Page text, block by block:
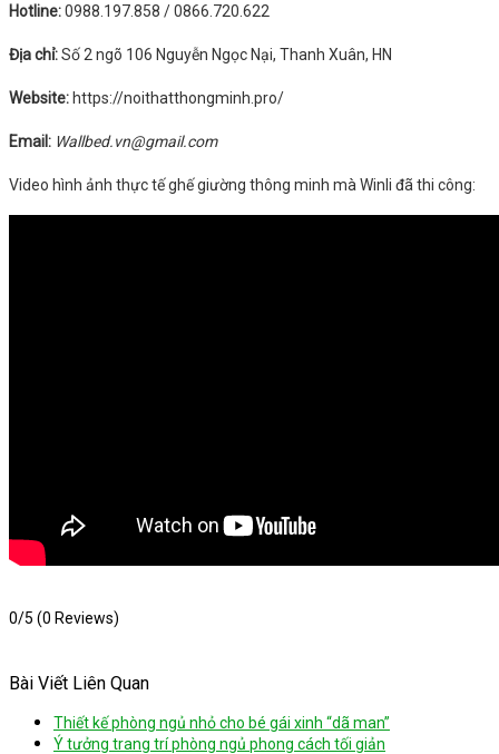
Hotline:0988.197.858 / 0866.720.622
Địa chỉ:Số 2 ngõ 106 Nguyễn Ngọc Nại, Thanh Xuân, HN
Website:https://noithatthongminh.pro/
Email: Wallbed.vn@gmail.com
Video hình ảnh thực tế ghế giường thông minh mà Winli đã thi công:
0/5 (0 Reviews)
Bài Viết Liên Quan
Thiết kế phòng ngủ nhỏ cho bé gái xinh “dã man”
Ý tưởng trang trí phòng ngủ phong cách tối giản